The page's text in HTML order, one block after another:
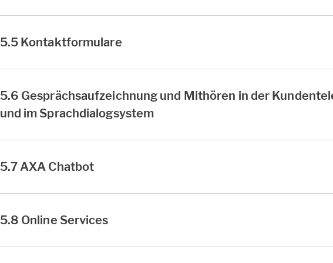
5.5 Kontaktformulare
5.6 Gesprächsaufzeichnung und Mithören in der
und im Sprachdialogsystem
5.7 AXA Chatbot
5.8 Online Services